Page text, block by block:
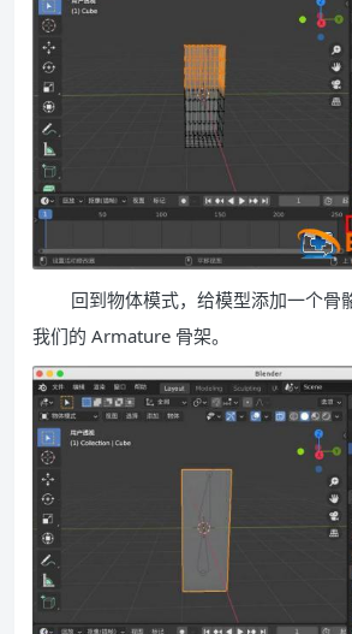
回到物体模式，给模型添加一个骨
我们的 Armature 骨架。